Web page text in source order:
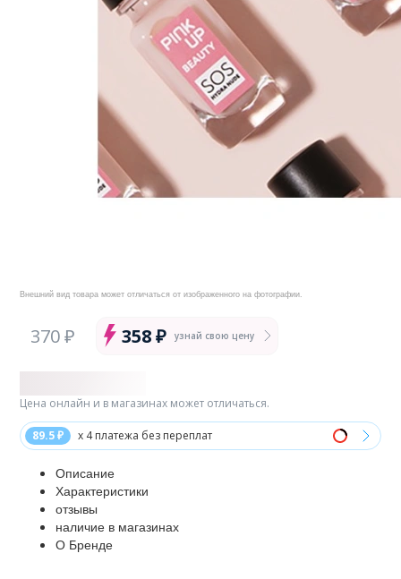
Внешний вид товара может отличаться от изображенного на фотографии.
370 ₽ 358 ₽ узнай свою цену
89.5 ₽ x 4 платежа без переплат
Цена онлайн и в магазинах может отличаться.
Описание
Характеристики
отзывы
наличие в магазинах
О Бренде